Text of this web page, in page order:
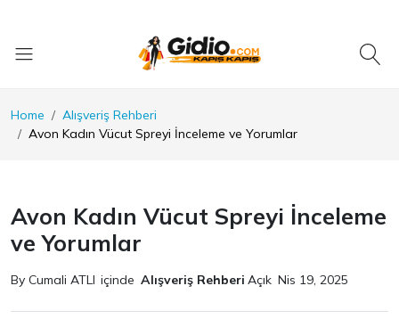
Home
Alışveriş Rehberi
Avon Kadın Vücut Spreyi İnceleme ve Yorumlar
Avon Kadın Vücut Spreyi İnceleme
ve Yorumlar
By Cumali ATLI içinde Alışveriş Rehberi Açık Nis 19, 2025